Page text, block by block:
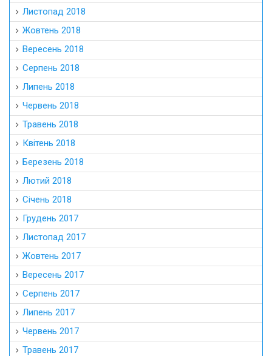
Листопад 2018
Жовтень 2018
Вересень 2018
Серпень 2018
Липень 2018
Червень 2018
Травень 2018
Квітень 2018
Березень 2018
Лютий 2018
Січень 2018
Грудень 2017
Листопад 2017
Жовтень 2017
Вересень 2017
Серпень 2017
Липень 2017
Червень 2017
Травень 2017